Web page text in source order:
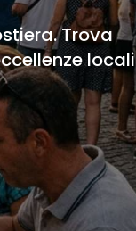
Trova
locali